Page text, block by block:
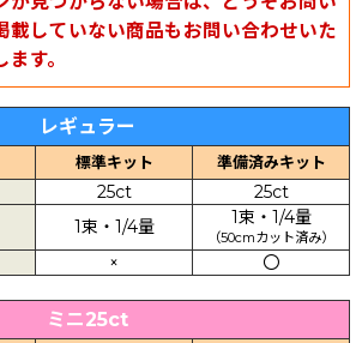
載していない商品もお問い合わせいた
す。
レギュラー
標準キット
準備済みキット
25ct 25ct
1束・1/4量 1束・1/4量
（50cmカット済み）
× 〇
ミニ25ct